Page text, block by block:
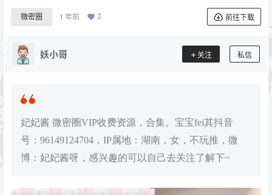
微密圈 1 年前 2 前往下载
妖小哥 关注 私信
妃妃酱 微密圈VIP收费资源，合集。宝宝fei其抖音
号：96149124704，IP属地：湖南，女，不玩推，微
博：妃妃酱呀，感兴趣的可以自己去关注了解下~